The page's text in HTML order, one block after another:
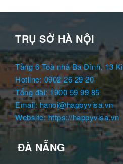
TRỤ SỞ HÀ NỘI
Tầng 6 Toà nhà Ba Đình, 13
Hotline: 0902 26 29 20
Tổng đài: 1900 59 99 85
Email: hanoi@happyvisa.vn
Website: https://happyvisa.vn
ĐÀ NẴNG